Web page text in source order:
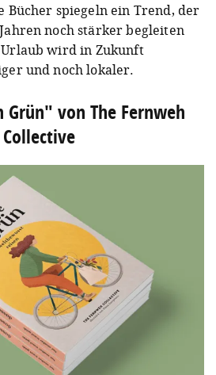
Bücher spiegeln ein Trend, der
noch stärker begleiten
wird in Zukunft
und noch lokaler.
Grün" von The Fernweh
Collective